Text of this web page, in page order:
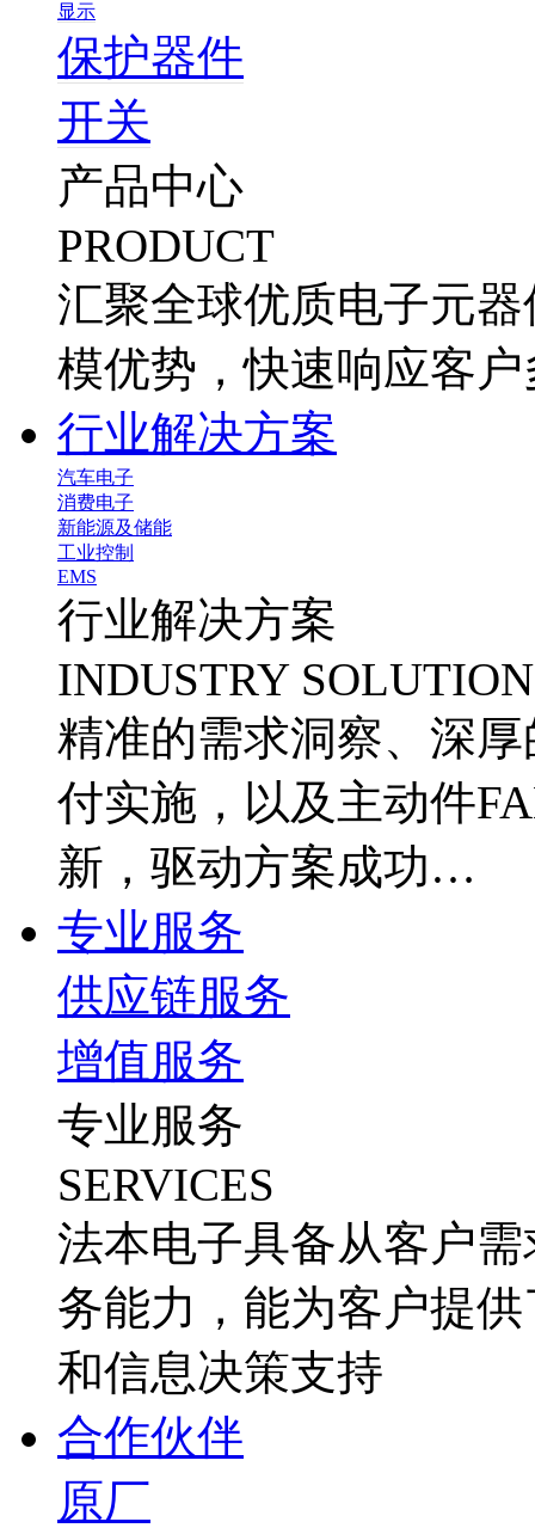
显示
保护器件
开关
产品中心
PRODUCT
汇聚全球优质电子元
模优势，快速响应客
行业解决方案
汽车电子
消费电子
新能源及储能
工业控制
EMS
行业解决方案
INDUSTRY
精准的需求洞察、深
付实施，以及主动件
新，驱动方案成功…
专业服务
供应链服务
增值服务
专业服务
SERVICES
法本电子具备从客户
务能力，能为客户提
和信息决策支持
合作伙伴
原厂